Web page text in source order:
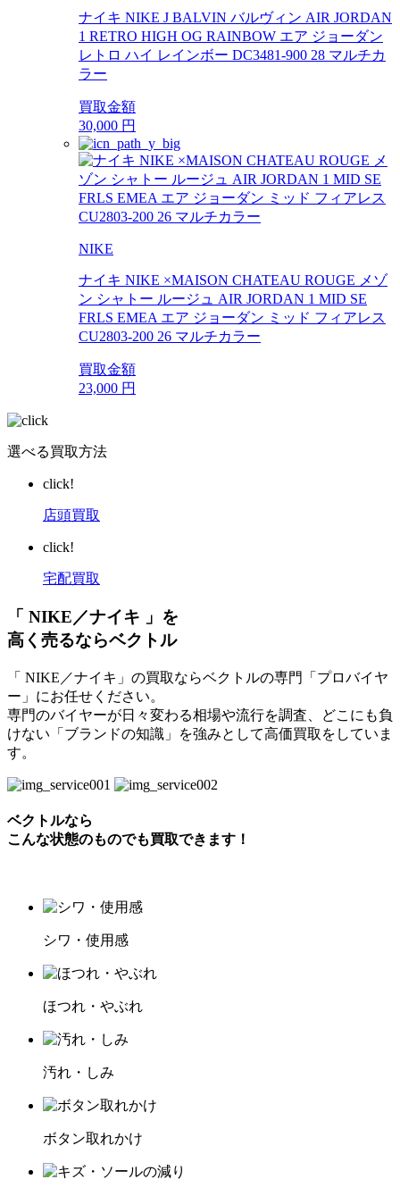
ナイキ NIKE J BALVIN バルヴィン AIR JORDAN
1 RETRO HIGH OG RAINBOW エア ジョーダン
レトロ ハイ レインボー DC3481-900 28 マルチカ
ラー
買取金額
30,000 円
NIKE
ナイキ NIKE ×MAISON CHATEAU ROUGE メゾ
ン シャトー ルージュ AIR JORDAN 1 MID SE
FRLS EMEA エア ジョーダン ミッド フィアレス
CU2803-200 26 マルチカラー
買取金額
23,000 円
選べる買取方法
click!
店頭買取
click!
宅配買取
「 NIKE／ナイキ 」を
高く売るならベクトル
「 NIKE／ナイキ」の買取ならベクトルの専門「プロバイヤ
ー」にお任せください。
専門のバイヤーが日々変わる相場や流行を調査、どこにも負
けない「ブランドの知識」を強みとして高価買取をしていま
す。
ベクトルなら
こんな状態のものでも買取できます！
シワ・使用感
ほつれ・やぶれ
汚れ・しみ
ボタン取れかけ